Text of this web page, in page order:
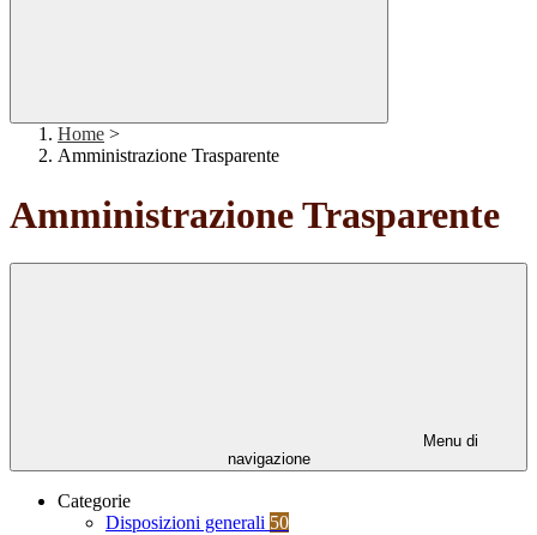
Home >
Amministrazione Trasparente
Amministrazione Trasparente
Menu di
navigazione
Categorie
Disposizioni generali 50